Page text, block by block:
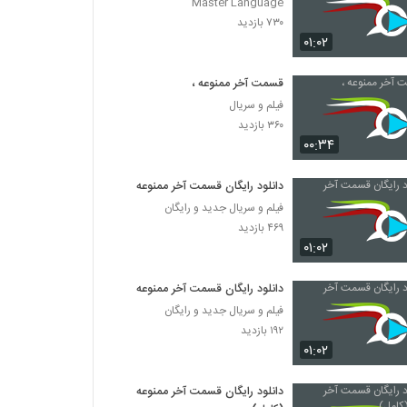
۰۱:۰۲
۷۳۰ بازدید
۰۰:۳۴
قسمت آخر ممنوعه ،
فیلم و سریال
۳۶۰ بازدید
۰۱:۰۲
دانلود رایگان قسمت آخر ممنوعه
فیلم و سریال جدید و رایگان
۴۶۹ بازدید
۰۱:۰۲
دانلود رایگان قسمت آخر ممنوعه
فیلم و سریال جدید و رایگان
۱۹۲ بازدید
دانلود رایگان قسمت آخر ممنوعه